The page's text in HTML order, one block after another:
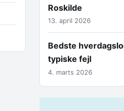
Roskilde
13. april 2026
Bedste
typiske fejl
4. marts 2026